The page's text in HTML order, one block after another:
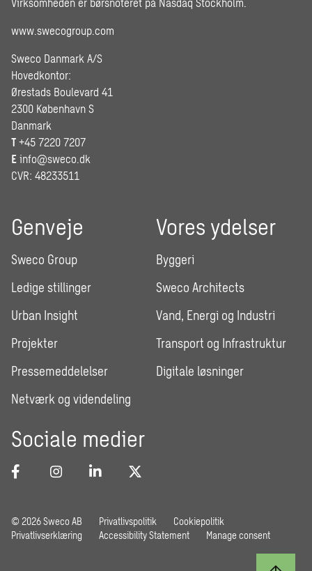
www.swecogroup.com
Sweco Danmark A/S
Hovedkontor:
Ørestads Boulevard 41
2300 København S
Danmark
T +45 7220 7207
E info@sweco.dk
CVR: 48233511
Genveje
Sweco Group
Ledige stillinger
Urban Insight
Projekter
Pressemeddelelser
Netværk og videndeling
Vores ydelser
Byggeri
Sweco Architects
Vand, Energi og Industri
Transport og Infrastruktur
Digitale løsninger
Sociale medier
© 2026 Sweco AB Privatlivspolitik
Cookiepolitik
Privatlivserklæring
Accessibility Statement Manage consent